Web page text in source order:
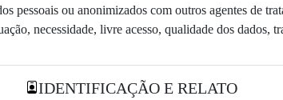
pessoais ou anonimizados com outros agentes de
necessidade, livre acesso, qualidade dos dados,
IDENTIFICAÇÃO E RELATO